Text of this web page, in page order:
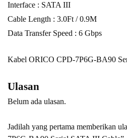
Interface : SATA III
Cable Length : 3.0Ft / 0.9M
Data Transfer Speed : 6 Gbps
Kabel ORICO CPD-7P6G-BA90
Ulasan
Belum ada ulasan.
Jadilah yang pertama memberikan